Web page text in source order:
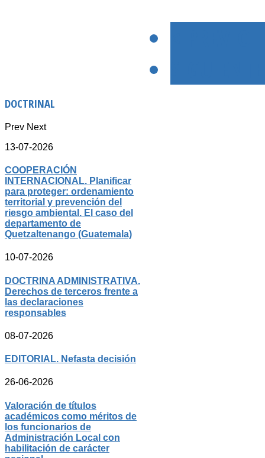
DOCTRINAL
Prev Next
13-07-2026
COOPERACIÓN
INTERNACIONAL. Planificar
para proteger: ordenamiento
territorial y prevención del
riesgo ambiental. El caso del
departamento de
Quetzaltenango (Guatemala)
10-07-2026
DOCTRINA ADMINISTRATIVA.
Derechos de terceros frente a
las declaraciones
responsables
08-07-2026
EDITORIAL. Nefasta decisión
26-06-2026
Valoración de títulos
académicos como méritos de
los funcionarios de
Administración Local con
habilitación de carácter